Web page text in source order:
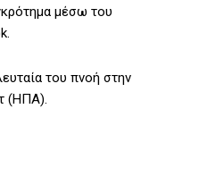
μέσω του
του πνοή στην
(ΗΠΑ).